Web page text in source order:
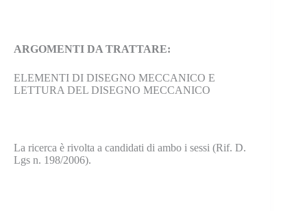
ARGOMENTI DA TRATTARE:
ELEMENTI DI DISEGNO MECCANICO E
LETTURA DEL DISEGNO MECCANICO
La ricerca è rivolta a candidati di ambo i sessi (Rif. D.
Lgs n. 198/2006).